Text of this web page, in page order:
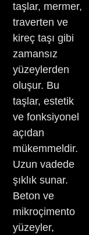
taşlar, mermer,
traverten ve
kireç taşı gibi
zamansız
yüzeylerden
oluşur. Bu
taşlar, estetik
ve fonksiyonel
açıdan
mükemmeldir.
Uzun vadede
şıklık sunar.
Beton ve
mikroçimento
yüzeyler,